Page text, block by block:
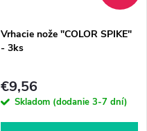
Vrhacie nože "COLOR SPIKE"
- 3ks
€9,56
Skladom (dodanie 3-7 dní)